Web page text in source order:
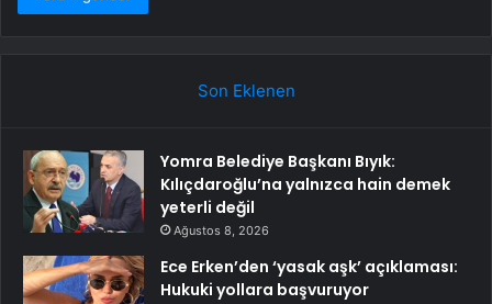
Son Eklenen
Yomra Belediye Başkanı Bıyık:
Kılıçdaroğlu’na yalnızca hain demek
yeterli değil
Ağustos 8, 2026
Ece Erken’den ‘yasak aşk’ açıklaması:
Hukuki yollara başvuruyor